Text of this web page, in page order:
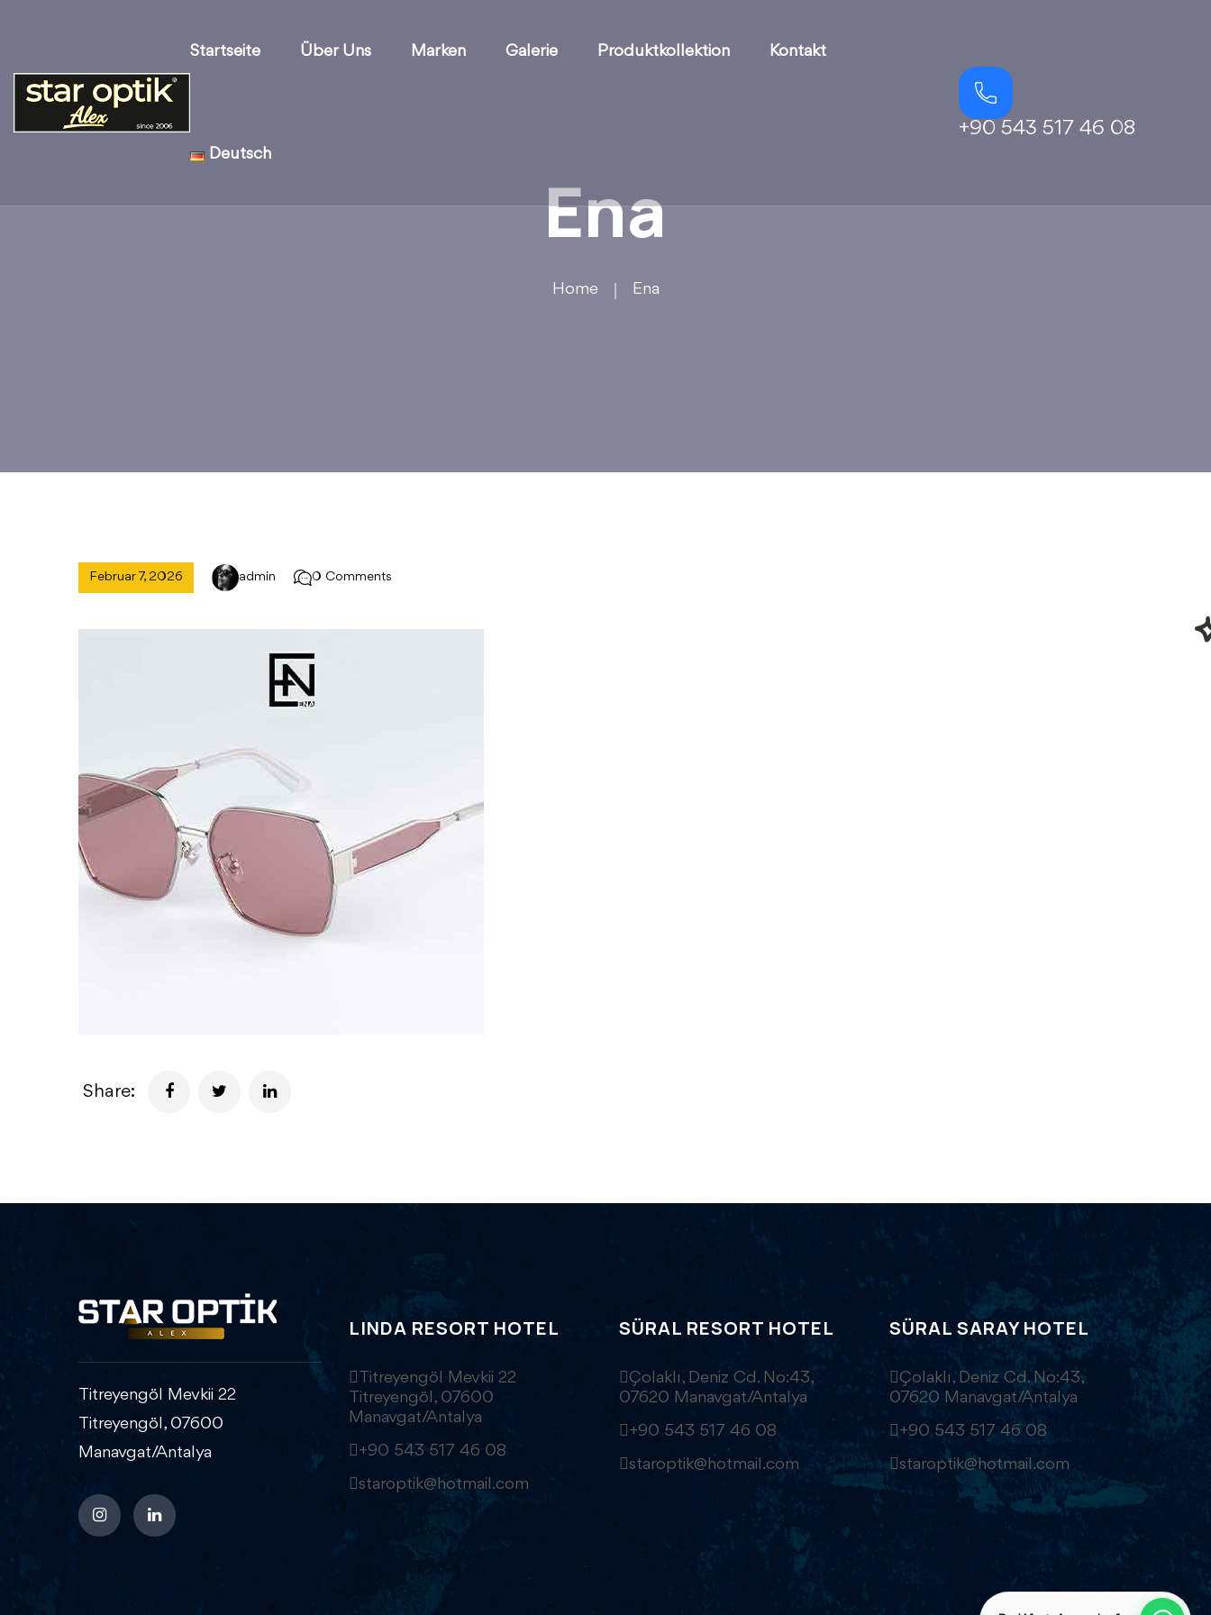
Startseite Über Uns Marken Galerie Produktkollektion Kontakt
Deutsch
+90 543 517 46 08
Ena
Home Ena
Februar 7, 2026 admin 0 Comments
Share:
Titreyengöl Mevkii 22
Titreyengöl, 07600
Manavgat/Antalya
LINDA RESORT HOTEL
Titreyengöl Mevkii 22
Titreyengöl, 07600
Manavgat/Antalya
+90 543 517 46 08
staroptik@hotmail.com
SÜRAL RESORT HOTEL
Çolaklı, Deniz Cd. No:43,
07620 Manavgat/Antalya
+90 543 517 46 08
staroptik@hotmail.com
SÜRAL SARAY HOTEL
Çolaklı, Deniz Cd. No:43,
07620 Manavgat/Antalya
+90 543 517 46 08
staroptik@hotmail.com